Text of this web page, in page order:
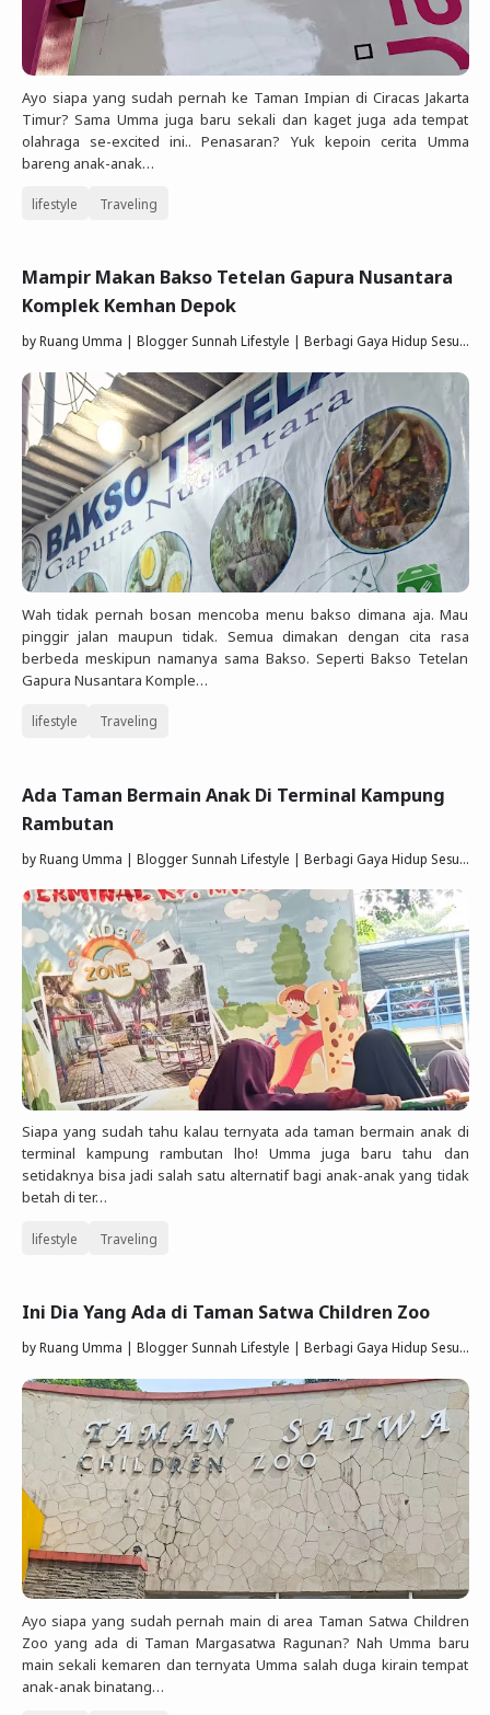
Ayo siapa yang sudah pernah ke Taman Impian di Ciracas Jakarta
Timur? Sama Umma juga baru sekali dan kaget juga ada tempat
olahraga se-excited ini.. Penasaran? Yuk kepoin cerita Umma
bareng anak-anak…
lifestyle Traveling
Mampir Makan Bakso Tetelan Gapura Nusantara
Komplek Kemhan Depok
byRuang Umma | Blogger Sunnah Lifestyle | Berbagi Gaya Hidup Sesuai Quran Sunnah
Wah tidak pernah bosan mencoba menu bakso dimana aja. Mau
pinggir jalan maupun tidak. Semua dimakan dengan cita rasa
berbeda meskipun namanya sama Bakso. Seperti Bakso Tetelan
Gapura Nusantara Komple…
lifestyle Traveling
Ada Taman Bermain Anak Di Terminal Kampung
Rambutan
byRuang Umma | Blogger Sunnah Lifestyle | Berbagi Gaya Hidup Sesuai Quran Sunnah
Siapa yang sudah tahu kalau ternyata ada taman bermain anak di
terminal kampung rambutan lho! Umma juga baru tahu dan
setidaknya bisa jadi salah satu alternatif bagi anak-anak yang tidak
betah di ter…
lifestyle Traveling
Ini Dia Yang Ada di Taman Satwa Children Zoo
byRuang Umma | Blogger Sunnah Lifestyle | Berbagi Gaya Hidup Sesuai Quran Sunnah
Ayo siapa yang sudah pernah main di area Taman Satwa Children
Zoo yang ada di Taman Margasatwa Ragunan? Nah Umma baru
main sekali kemaren dan ternyata Umma salah duga kirain tempat
anak-anak binatang…